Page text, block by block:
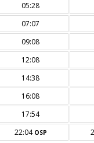
05:28
07:07
09:08
12:08
14:38
16:08
17:54
22:04 OSP